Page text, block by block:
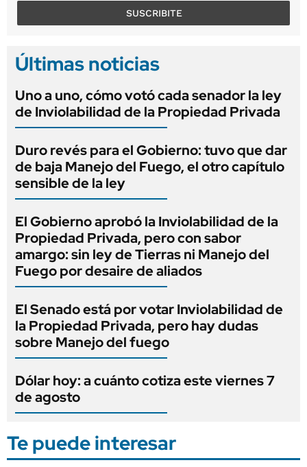
SUSCRIBITE
Últimas noticias
Uno a uno, cómo votó cada senador la ley
de Inviolabilidad de la Propiedad Privada
Duro revés para el Gobierno: tuvo que dar
de baja Manejo del Fuego, el otro capítulo
sensible de la ley
El Gobierno aprobó la Inviolabilidad de la
Propiedad Privada, pero con sabor
amargo: sin ley de Tierras ni Manejo del
Fuego por desaire de aliados
El Senado está por votar Inviolabilidad de
la Propiedad Privada, pero hay dudas
sobre Manejo del fuego
Dólar hoy: a cuánto cotiza este viernes 7
de agosto
Te puede interesar